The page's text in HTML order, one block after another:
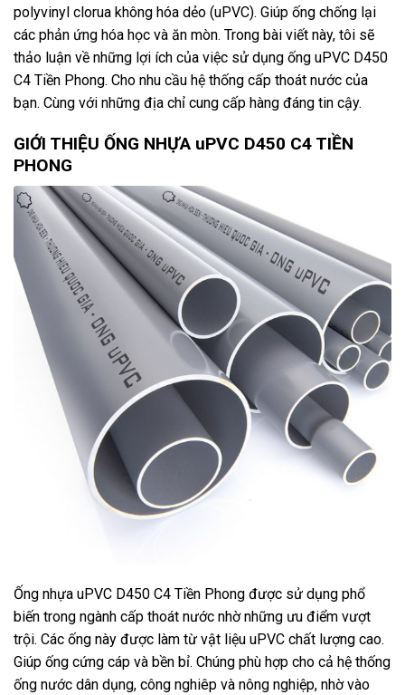
polyvinyl clorua không hóa dẻo (uPVC). Giúp ống chống lại
các phản ứng hóa học và ăn mòn. Trong bài viết này, tôi sẽ
thảo luận về những lợi ích của việc sử dụng ống uPVC D450
C4 Tiền Phong. Cho nhu cầu hệ thống cấp thoát nước của
bạn. Cùng với những địa chỉ cung cấp hàng đáng tin cậy.
GIỚI THIỆU ỐNG NHỰA uPVC D450 C4 TIỀN
PHONG
Ống nhựa uPVC D450 C4 Tiền Phong được sử dụng phổ
biến trong ngành cấp thoát nước nhờ những ưu điểm vượt
trội. Các ống này được làm từ vật liệu uPVC chất lượng cao.
Giúp ống cứng cáp và bền bỉ. Chúng phù hợp cho cả hệ thống
ống nước dân dụng, công nghiêp và nông nghiệp, nhờ vào